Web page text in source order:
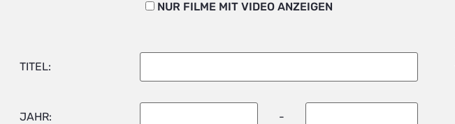
NUR FILME MIT VIDEO ANZEIGEN
TITEL:
JAHR: -